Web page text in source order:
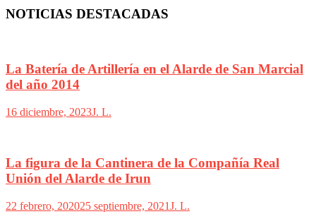
NOTICIAS DESTACADAS
La Batería de Artillería en el Alarde de San Marcial
del año 2014
16 diciembre, 2023J. L.
La figura de la Cantinera de la Compañía Real
Unión del Alarde de Irun
22 febrero, 202025 septiembre, 2021J. L.